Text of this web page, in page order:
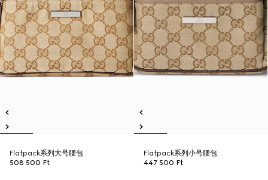
Flatpack系列大号腰包
508 500 Ft
Flatpack系列小号腰包
447 500 Ft